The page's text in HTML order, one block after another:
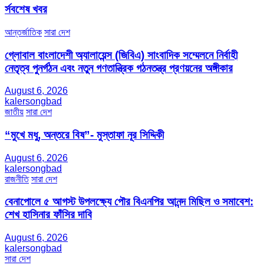
র্সবশেষ খবর
আন্তর্জাতিক সারা দেশ
গ্লোবাল বাংলাদেশী অ্যালায়েন্স (জিবিএ) সাংবাদিক সম্মেলনে নির্বাহী
নেতৃত্ব পুনর্গঠন এবং নতুন গণতান্ত্রিক গঠনতন্ত্র প্রণয়নের অঙ্গীকার
August 6, 2026
kalersongbad
জাতীয় সারা দেশ
“মুখে মধু, অন্তরে বিষ”- মুস্তাফা নূর সিদ্দিকী
August 6, 2026
kalersongbad
রাজনীতি সারা দেশ
বেনাপোলে ৫ আগস্ট উপলক্ষ্যে পৌর বিএনপির আনন্দ মিছিল ও সমাবেশ:
শেখ হাসিনার ফাঁসির দাবি
August 6, 2026
kalersongbad
সারা দেশ